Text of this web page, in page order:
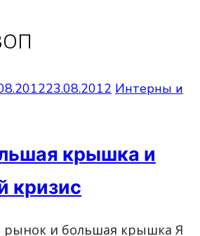
23.08.2012 Интерны и
крышка и
кризис
рынок и большая крышка Я